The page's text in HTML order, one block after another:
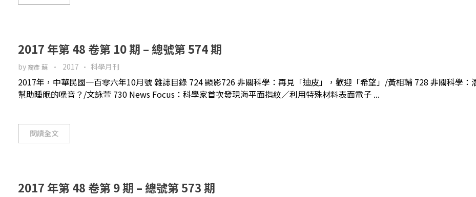
2017 年第 48 卷第 10 期 – 總號第 574 期
by 裔彥 蘇 2017 科學月刊
2017年，中華民國一百零六年10月號 雜誌目錄 724 顯影726 非關科學：再見「迪皮」，歡迎「希望」/黃相輔 728 非關科學
幫助睡眠的噪音？/文詠萱 730 News Focus：科學家首次發現海平面指紋／利用特殊材料表面電子 ...
閱讀全文
2017 年第 48 卷第 9 期 – 總號第 573 期